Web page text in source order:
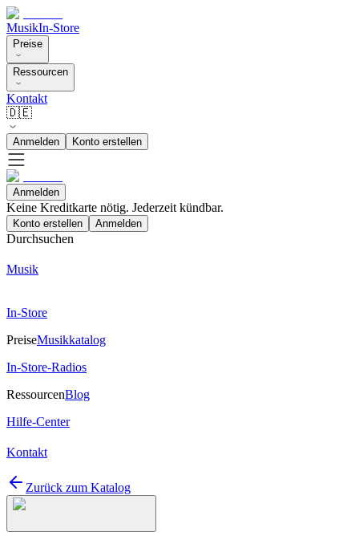
MusikIn-Store
Preise
Ressourcen
Kontakt
🇩🇪
Anmelden Konto erstellen
Anmelden
Keine Kreditkarte nötig. Jederzeit kündbar.
Konto erstellen Anmelden
Durchsuchen
Musik
In-Store
PreiseMusikkatalog
In-Store-Radios
RessourcenBlog
Hilfe-Center
Kontakt
Zurück zum Katalog